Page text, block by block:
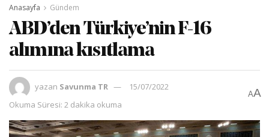
Anasayfa Gündem
ABD’den Türkiye’nin F-16
alımına kısıtlama
yazan Savunma TR
15/07/2022
Okuma Süresi: 2 dakika okuma
AA